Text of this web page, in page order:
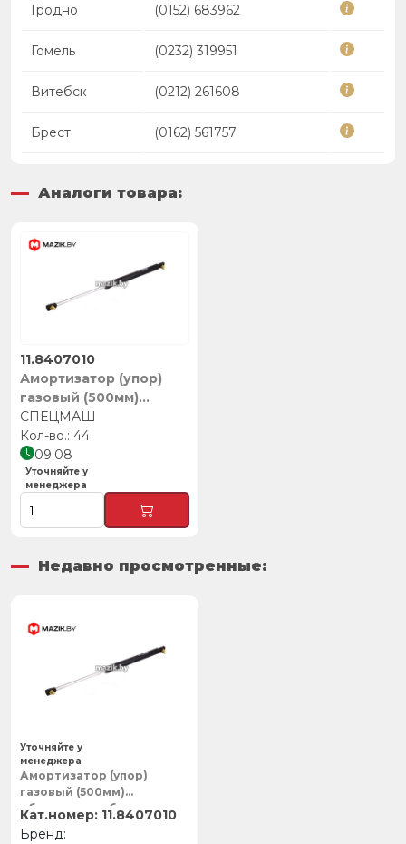
Гродно (0152) 683962
Гомель (0232) 319951
Витебск (0212) 261608
Брест (0162) 561757
Аналоги товара:
Амортизатор (упор)
газовый (500мм)
облицовки кабины,
СПЕЦМАШ
11.8407010
СПЕЦМАШ
44
09.08
Уточняйте у
менеджера
Недавно просмотренные:
Амортизатор (упор)
газовый (500мм)
облицовки кабины,
11.8407010
Уточняйте у
менеджера